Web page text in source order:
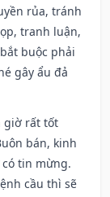
rủa, tránh
tranh luận,
buộc phải
gây ẩu đả
giờ rất tốt
bán, kinh
tin mừng.
cầu thì sẽ